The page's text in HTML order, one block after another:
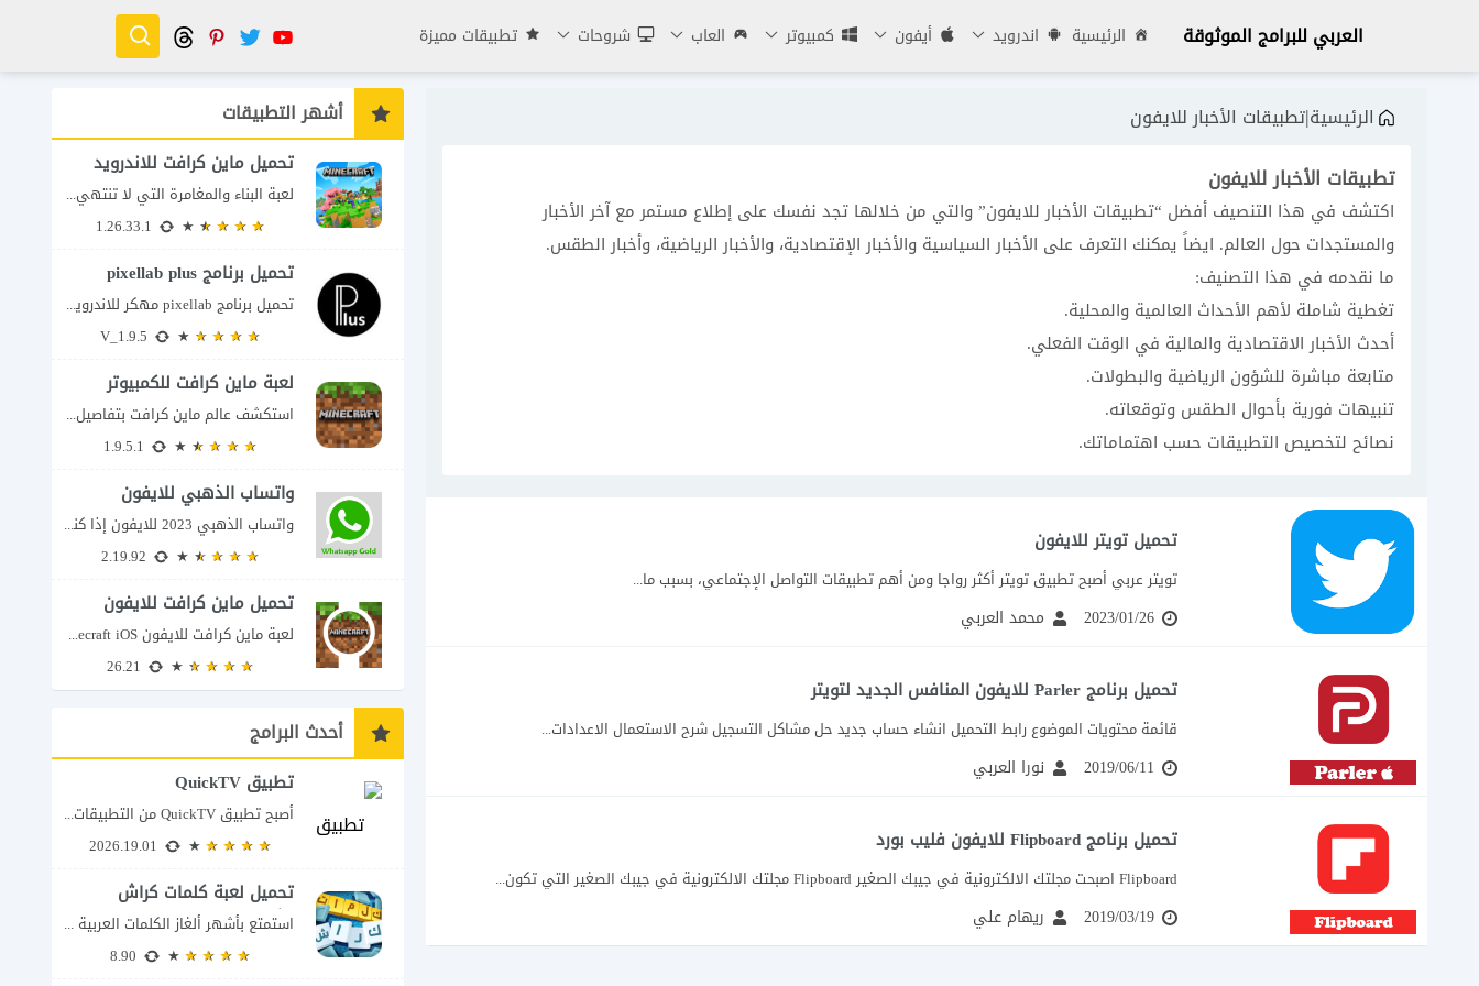
العربي للبرامج الموثوقة الرئيسية اندرويد أيفون كمبيوتر العاب شروحات تطبيقات مميزة
الرئيسية|تطبيقات الأخبار للايفون
تطبيقات الأخبار للايفون
اكتشف في هذا التنصيف أفضل “تطبيقات الأخبار للايفون” والتي من خلالها تجد نفسك على إطلاع مستمر مع آخر الأخبار
والمستجدات حول العالم. ايضاً يمكنك التعرف على الأخبار السياسية والأخبار الإقتصادية، والأخبار الرياضية، وأخبار الطقس.
ما نقدمه في هذا التصنيف:
تغطية شاملة لأهم الأحداث العالمية والمحلية.
أحدث الأخبار الاقتصادية والمالية في الوقت الفعلي.
متابعة مباشرة للشؤون الرياضية والبطولات.
تنبيهات فورية بأحوال الطقس وتوقعاته.
نصائح لتخصيص التطبيقات حسب اهتماماتك.
تحميل تويتر للايفون
تويتر عربي أصبح تطبيق تويتر أكثر رواجا ومن أهم تطبيقات التواصل الإجتماعي، بسبب ما...
2023/01/26 محمد العربي
تحميل برنامج Parler للايفون المنافس الجديد لتويتر
قائمة محتويات الموضوع رابط التحميل انشاء حساب جديد حل مشاكل التسجيل شرح الاستعمال الاعدادات...
2019/06/11 نورا العربي
تحميل برنامج Flipboard للايفون فليب بورد
Flipboard اصبحت مجلتك الالكترونية في جيبك الصغير Flipboard مجلتك الالكترونية في جيبك الصغير التي تكون...
2019/03/19 ريهام علي
أشهر التطبيقات
تحميل ماين كرافت للاندرويد
لعبة البناء والمغامرة التي لا تنتهي Minecraft إذا كنت تبحث عن لعبة تمنحك حرية...
تحميل برنامج pixellab plus
تحميل برنامج pixellab مهكر للاندرويد يعتبر تطبيق بيكسلاب من اشهر تطبيقات التعديل والتحرير، بحيث...
لعبة ماين كرافت للكمبيوتر
استكشف عالم ماين كرافت بتفاصيل مذهلة 🌟 هل أنت مستعد لمغامرة أكثر إثارة في...
واتساب الذهبي للايفون
واتساب الذهبي 2023 للايفون إذا كنت تبحث عن واتساب الذهبي للايفون فأنت في الموقع...
تحميل ماين كرافت للايفون
لعبة ماين كرافت للايفون Minecraft iOS تُعد لعبة Minecraft واحدة من أكثر الألعاب شعبية...
أحدث البرامج
تطبيق QuickTV
أصبح تطبيق QuickTV من التطبيقات التي تستهدف محبي المسلسلات السريعة، إذ يقدم قصصًا درامية...
تحميل لعبة كلمات كراش
للكمبيوتر
استمتع بأشهر ألغاز الكلمات العربية على شاشة الكمبيوتر يتيح لك تحميل لعبة كلمات كراش...